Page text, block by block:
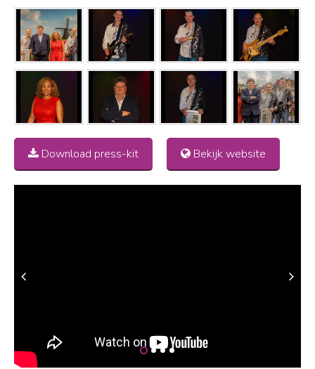
Download press-kit Bekijk website